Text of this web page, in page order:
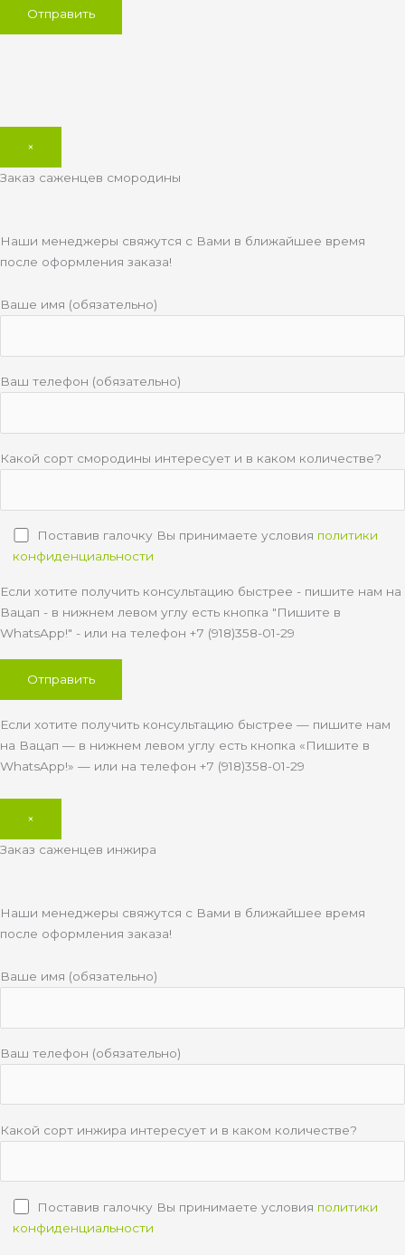
×
Заказ саженцев смородины
Наши менеджеры свяжутся с Вами в ближайшее время
после оформления заказа!
Ваше имя (обязательно)
Ваш телефон (обязательно)
Какой сорт смородины интересует и в каком количестве?
Поставив галочку Вы принимаете условия политики
конфиденциальности
Если хотите получить консультацию быстрее - пишите нам на
Вацап - в нижнем левом углу есть кнопка "Пишите в
WhatsApp!" - или на телефон +7 (918)358-01-29
Если хотите получить консультацию быстрее — пишите нам
на Вацап — в нижнем левом углу есть кнопка «Пишите в
WhatsApp!» — или на телефон +7 (918)358-01-29
×
Заказ саженцев инжира
Наши менеджеры свяжутся с Вами в ближайшее время
после оформления заказа!
Ваше имя (обязательно)
Ваш телефон (обязательно)
Какой сорт инжира интересует и в каком количестве?
Поставив галочку Вы принимаете условия политики
конфиденциальности